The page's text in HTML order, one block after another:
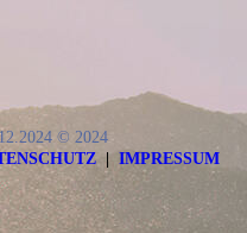
© 2024
| IMPRESSUM